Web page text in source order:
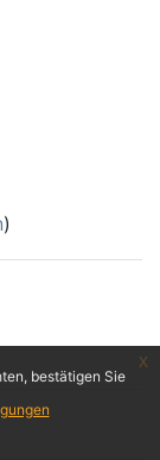
bestätigen Sie
x
)